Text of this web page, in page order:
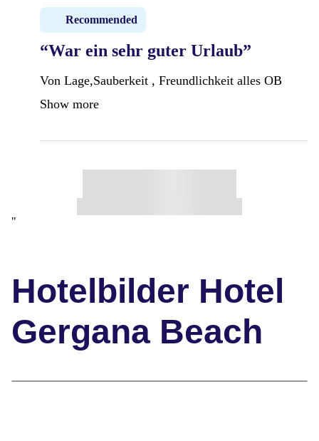
Recommended
“War ein sehr guter Urlaub”
Von Lage,Sauberkeit , Freundlichkeit alles OB
Show more
"
Hotelbilder Hotel
Gergana Beach